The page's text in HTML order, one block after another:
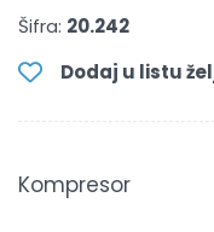
Šifra: 20.242
Dodaj u listu
Kompresor